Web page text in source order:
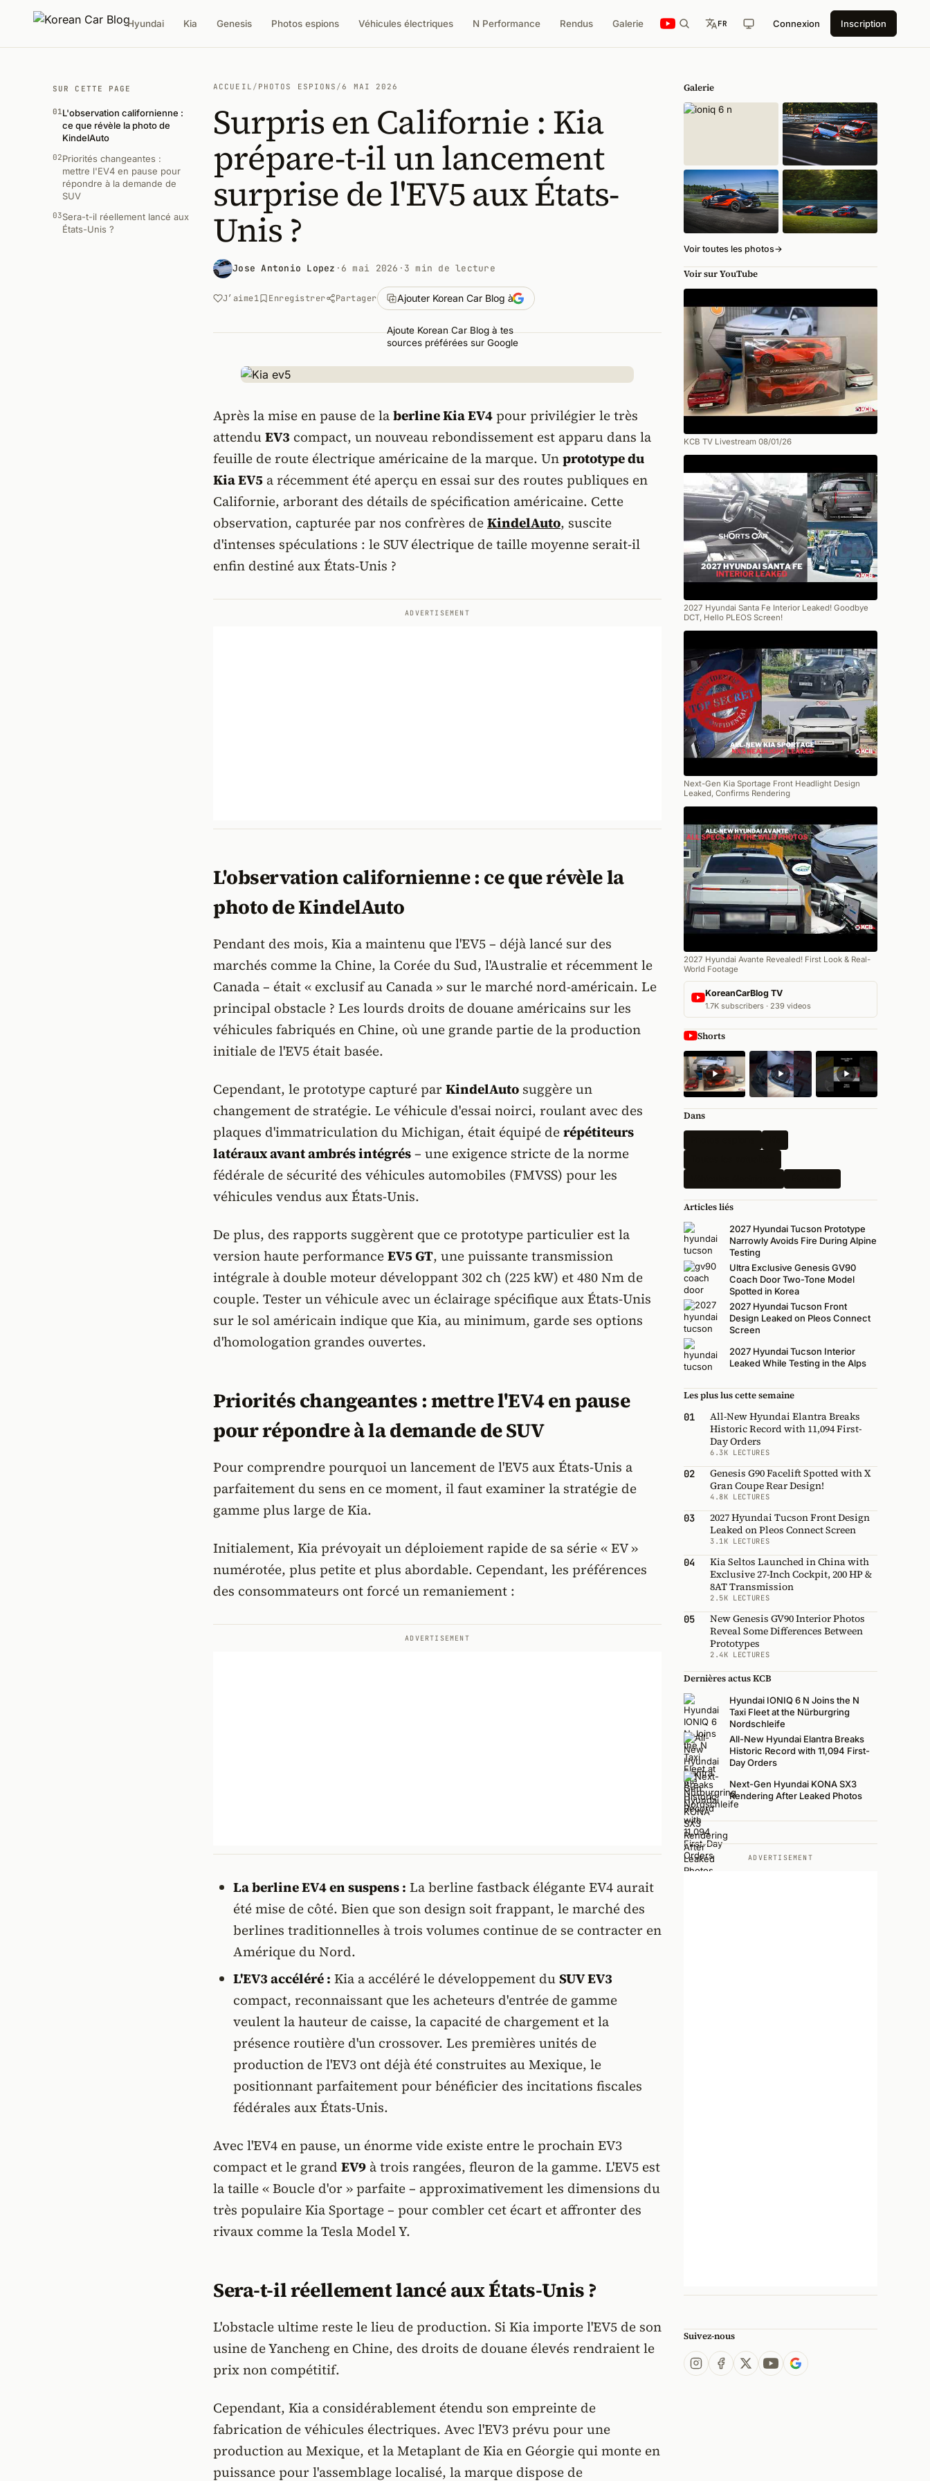
Hyundai Kia Genesis Photos espions Véhicules électriques N Performance Rendus Galerie FR Connexion Inscription
SUR CETTE PAGE
01L'observation californienne :
ce que révèle la photo de
KindelAuto
02Priorités changeantes :
mettre l'EV4 en pause pour
répondre à la demande de
SUV
03Sera-t-il réellement lancé aux
États-Unis ?
ACCUEIL / PHOTOS ESPIONS /6 MAI 2026
Surpris en Californie : Kia
prépare-t-il un lancement
surprise de l'EV5 aux États-
Unis ?
Jose Antonio Lopez · 6 mai 2026 · 3 min de lecture
J’aime1 Enregistrer Partager Ajouter Korean Car Blog à
Ajoute Korean Car Blog à tes
sources préférées sur Google
Après la mise en pause de laberline Kia EV4pour privilégier le très
attenduEV3 compact, un nouveau rebondissement est apparu dans la
feuille de route électrique américaine de la marque. Unprototype du
Kia EV5 a récemment été aperçu en essai sur des routes publiques en
Californie, arborant des détails de spécification américaine. Cette
observation, capturée par nos confrères deKindelAuto, suscite
d'intenses spéculations : le SUV électrique de taille moyenne serait-il
enfin destiné aux États-Unis ?
ADVERTISEMENT
L'observation californienne : ce que révèle la
photo de KindelAuto
Pendant des mois, Kia a maintenu que l'EV5 – déjà lancé sur des
marchés comme la Chine, la Corée du Sud, l'Australie et récemment le
Canada – était « exclusif au Canada » sur le marché nord-américain. Le
principal obstacle ? Les lourds droits de douane américains sur les
véhicules fabriqués en Chine, où une grande partie de la production
initiale de l'EV5 était basée.
Cependant, le prototype capturé parKindelAuto suggère un
changement de stratégie. Le véhicule d'essai noirci, roulant avec des
plaques d'immatriculation du Michigan, était équipé derépétiteurs
latéraux avant ambrés intégrés– une exigence stricte de la norme
fédérale de sécurité des véhicules automobiles (FMVSS) pour les
véhicules vendus aux États-Unis.
De plus, des rapports suggèrent que ce prototype particulier est la
version haute performanceEV5 GT, une puissante transmission
intégrale à double moteur développant 302 ch (225 kW) et 480 Nm de
couple. Tester un véhicule avec un éclairage spécifique aux États-Unis
sur le sol américain indique que Kia, au minimum, garde ses options
d'homologation grandes ouvertes.
Priorités changeantes : mettre l'EV4 en pause
pour répondre à la demande de SUV
Pour comprendre pourquoi un lancement de l'EV5 aux États-Unis a
parfaitement du sens en ce moment, il faut examiner la stratégie de
gamme plus large de Kia.
Initialement, Kia prévoyait un déploiement rapide de sa série « EV »
numérotée, plus petite et plus abordable. Cependant, les préférences
des consommateurs ont forcé un remaniement :
ADVERTISEMENT
La berline EV4 en suspens : La berline fastback élégante EV4 aurait
été mise de côté. Bien que son design soit frappant, le marché des
berlines traditionnelles à trois volumes continue de se contracter en
Amérique du Nord.
L'EV3 accéléré : Kia a accéléré le développement duSUV EV3
compact, reconnaissant que les acheteurs d'entrée de gamme
veulent la hauteur de caisse, la capacité de chargement et la
présence routière d'un crossover. Les premières unités de
production de l'EV3 ont déjà été construites au Mexique, le
positionnant parfaitement pour bénéficier des incitations fiscales
fédérales aux États-Unis.
Avec l'EV4 en pause, un énorme vide existe entre le prochain EV3
compact et le grand EV9 à trois rangées, fleuron de la gamme. L'EV5 est
la taille « Boucle d'or » parfaite – approximativement les dimensions du
très populaire Kia Sportage – pour combler cet écart et affronter des
rivaux comme la Tesla Model Y.
Sera-t-il réellement lancé aux États-Unis ?
L'obstacle ultime reste le lieu de production. Si Kia importe l'EV5 de son
usine de Yancheng en Chine, des droits de douane élevés rendraient le
prix non compétitif.
Cependant, Kia a considérablement étendu son empreinte de
fabrication de véhicules électriques. Avec l'EV3 prévu pour une
production au Mexique, et la Metaplant de Kia en Géorgie qui monte en
puissance pour l'assemblage localisé, la marque dispose de
Galerie
Voir toutes les photos→
Voir sur YouTube
KCB TV Livestream 08/01/26
2027 Hyundai Santa Fe Interior Leaked! Goodbye
DCT, Hello PLEOS Screen!
Next-Gen Kia Sportage Front Headlight Design
Leaked, Confirms Rendering
2027 Hyundai Avante Revealed! First Look & Real-
World Footage
KoreanCarBlog TV
1.7K subscribers · 239 videos
Shorts
Dans
Articles liés
2027 Hyundai Tucson Prototype
Narrowly Avoids Fire During Alpine
Testing
Ultra Exclusive Genesis GV90
Coach Door Two-Tone Model
Spotted in Korea
2027 Hyundai Tucson Front
Design Leaked on Pleos Connect
Screen
2027 Hyundai Tucson Interior
Leaked While Testing in the Alps
Les plus lus cette semaine
01
All-New Hyundai Elantra Breaks
Historic Record with 11,094 First-
Day Orders
6.3K LECTURES
02
Genesis G90 Facelift Spotted with X
Gran Coupe Rear Design!
4.8K LECTURES
03
2027 Hyundai Tucson Front Design
Leaked on Pleos Connect Screen
3.1K LECTURES
04
Kia Seltos Launched in China with
Exclusive 27-Inch Cockpit, 200 HP &
8AT Transmission
2.5K LECTURES
05
New Genesis GV90 Interior Photos
Reveal Some Differences Between
Prototypes
2.4K LECTURES
Dernières actus KCB
Hyundai IONIQ 6 N Joins the N
Taxi Fleet at the Nürburgring
Nordschleife
All-New Hyundai Elantra Breaks
Historic Record with 11,094 First-
Day Orders
Next-Gen Hyundai KONA SX3
Rendering After Leaked Photos
ADVERTISEMENT
Suivez-nous